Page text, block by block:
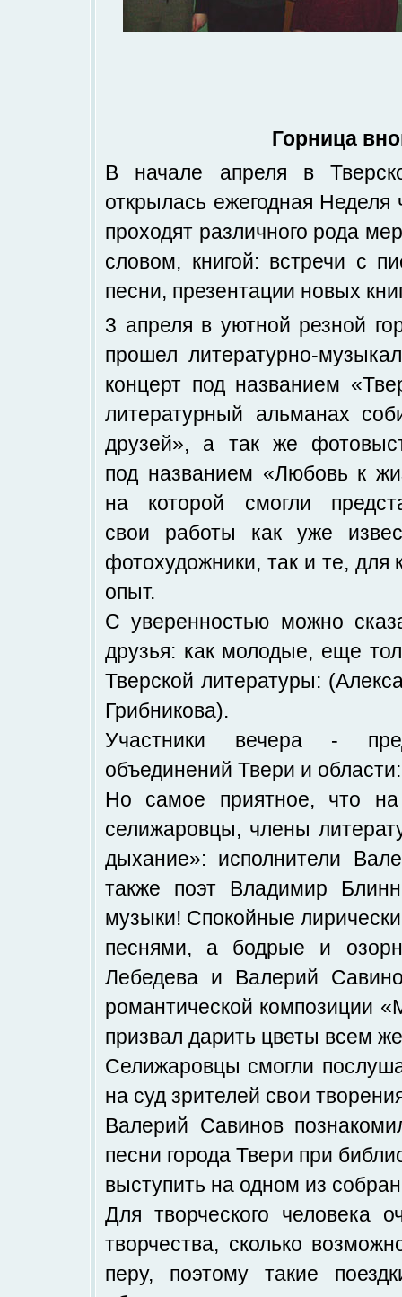
Горница
В начале апреля в
открылась ежегодная
проходят различного рода
словом, книгой: встречи с
песни, презентации новых
3 апреля в уютной резной
прошел литературно-
концерт под названием
литературный альманах
друзей», а так же
под названием «Любовь к
на которой смогли
свои работы как уже
фотохудожники, так и те,
опыт.
С уверенностью можно
друзья: как молодые, еще
Тверской литературы:
Грибникова).
Участники вечера -
объединений Твери и
Но самое приятное, что
селижаровцы, члены
дыхание»: исполнители
также поэт Владимир
музыки! Спокойные
песнями, а бодрые и
Лебедева и Валерий
романтической композиции
призвал дарить цветы всем
Селижаровцы смогли
на суд зрителей свои
Валерий Савинов
песни города Твери при
выступить на одном из
Для творческого человека
творчества, сколько
перу, поэтому такие